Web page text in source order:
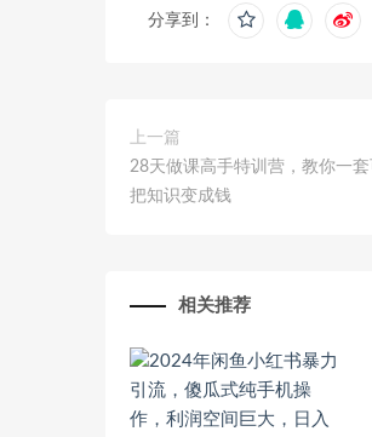
分享到：
上一篇
28天做课高手特训营，教你一
把知识变成钱
相关推荐